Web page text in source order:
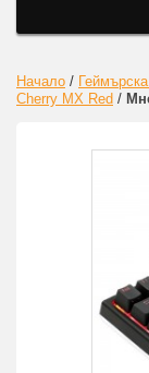
Начало /
Cherry MX Red /